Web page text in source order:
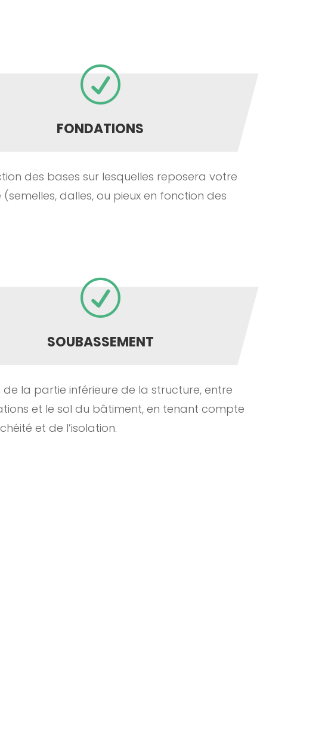
R
FONDATIONS
des bases sur lesquelles reposera votre
dalles, ou pieux en fonction des
R
SOUBASSEMENT
de la partie inférieure de la structure, entre
et le sol du bâtiment, en tenant compte
et de l’isolation.